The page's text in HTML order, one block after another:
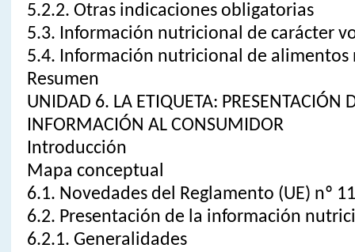
5.2.2. Otras indicaciones obligatorias
5.3. Información nutricional de carácter
5.4. Información nutricional de alimentos
Resumen
UNIDAD 6. LA ETIQUETA: PRESENTACIÓN
INFORMACIÓN AL CONSUMIDOR
Introducción
Mapa conceptual
6.1. Novedades del Reglamento (UE) nº
6.2. Presentación de la información
6.2.1. Generalidades